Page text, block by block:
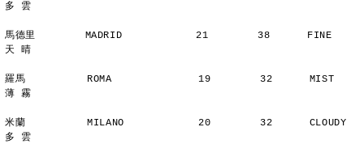
多 雲
馬德里        MADRID            21        38      FINE
天 晴
羅馬          ROMA              19        32      MIST
薄 霧
米蘭          MILANO            20        32      CLOUDY
多 雲